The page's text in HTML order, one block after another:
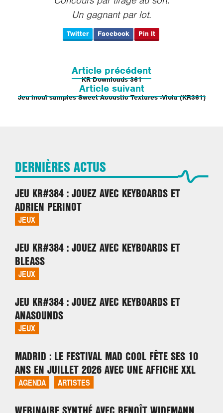
Un gagnant par lot.
Twitter Facebook Pin It
Article précédent
KR Downloads 361
Article suivant
Jeu inouï samples Sweet Acoustic Textures -Viola (KR361)
DERNIÈRES ACTUS
JEU KR#384 : JOUEZ AVEC KEYBOARDS ET
ADRIEN PERINOT
JEUX
JEU KR#384 : JOUEZ AVEC KEYBOARDS ET
BLEASS
JEUX
JEU KR#384 : JOUEZ AVEC KEYBOARDS ET
ANASOUNDS
JEUX
MADRID : LE FESTIVAL MAD COOL FÊTE SES 10
ANS EN JUILLET 2026 AVEC UNE AFFICHE XXL
AGENDA ARTISTES